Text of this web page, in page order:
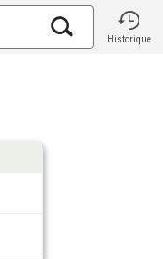
Historique